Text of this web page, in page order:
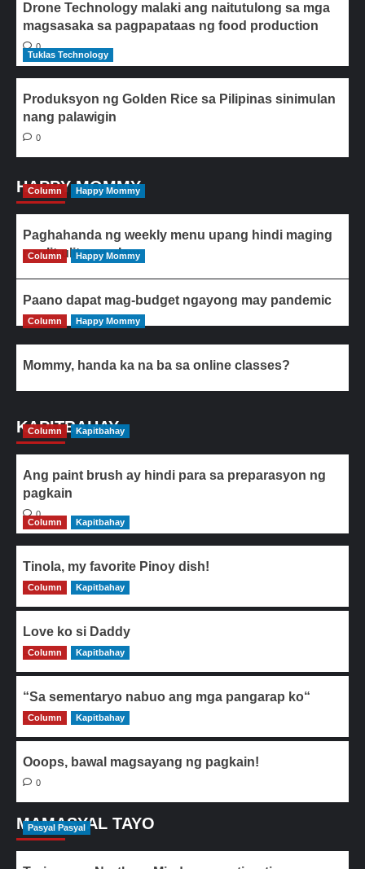
Drone Technology malaki ang naitutulong sa mga
magsasaka sa pagpapataas ng food production
0
Tuklas Technology
Produksyon ng Golden Rice sa Pilipinas sinimulan
nang palawigin
0
HAPPY MOMMY
Column Happy Mommy
Paghahanda ng weekly menu upang hindi maging
paulit-ulit ang ulam
Column Happy Mommy
Paano dapat mag-budget ngayong may pandemic
Column Happy Mommy
Mommy, handa ka na ba sa online classes?
KAPITBAHAY
Column Kapitbahay
Ang paint brush ay hindi para sa preparasyon ng
pagkain
0
Column
Kapitbahay
Tinola, my favorite Pinoy dish!
0
Column Kapitbahay
Love ko si Daddy
0
Column Kapitbahay
“Sa sementaryo nabuo ang mga pangarap ko“
0
Column Kapitbahay
Ooops, bawal magsayang ng pagkain!
0
MAMASYAL TAYO
Pasyal Pasyal